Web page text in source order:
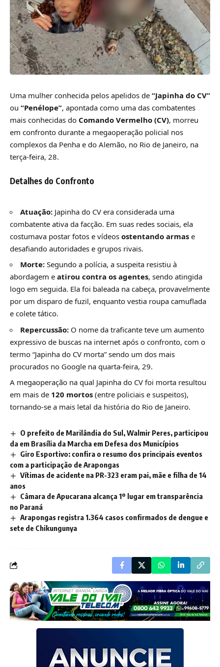
Uma mulher conhecida pelos apelidos de “Japinha do CV”
ou “Penélope”, apontada como uma das combatentes
mais conhecidas do Comando Vermelho (CV), morreu
em confronto durante a megaoperação policial nos
complexos da Penha e do Alemão, no Rio de Janeiro, na
terça-feira, 28.
Detalhes do Confronto
Atuação: Japinha do CV era considerada uma
combatente ativa da facção. Em suas redes sociais, ela
costumava postar fotos e vídeos ostentando armas e
desafiando autoridades e grupos rivais.
Morte: Segundo a polícia, a suspeita resistiu à
abordagem e atirou contra os agentes, sendo atingida
logo em seguida. Ela foi baleada na cabeça, provavelmente
por um disparo de fuzil, enquanto vestia roupa camuflada
e colete tático.
Repercussão: O nome da traficante teve um aumento
expressivo de buscas na internet após o confronto, com o
termo “Japinha do CV morta” sendo um dos mais
procurados no Google na quarta-feira, 29.
A megaoperação na qual Japinha do CV foi morta resultou
em mais de 120 mortos (entre policiais e suspeitos),
tornando-se a mais letal da história do Rio de Janeiro.
O prefeito de Marilândia do Sul, Walmir Peres, participou
da em Brasília da Marcha em Defesa dos Municípios
Giro Esportivo: confira o resumo dos principais eventos
com a participação de Arapongas
Vítimas de acidente na PR-323 eram pai, mãe e filha de 14
anos
Câmara de Apucarana alcança 1º lugar em transparência
no Paraná
Arapongas registra 1.364 casos confirmados de dengue e
sete de Chikungunya